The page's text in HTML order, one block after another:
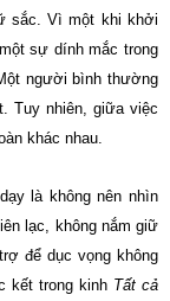
sắc. Vì một khi khởi
sự dính mắc trong
người bình thường
Tuy nhiên, giữa việc
khác nhau.
là không nên nhìn
lạc, không nắm giữ
để dục vọng không
kết trong kinh Tất cả